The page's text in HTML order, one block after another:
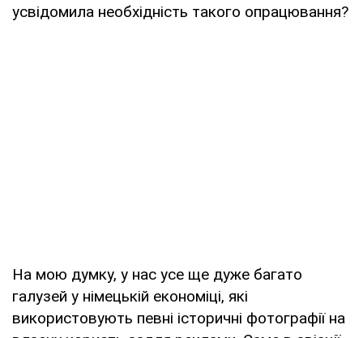
усвідомила необхідність такого опрацювання?
На мою думку, у нас усе ще дуже багато
галузей у німецькій економіці, які
використовують певні історичні фотографії на